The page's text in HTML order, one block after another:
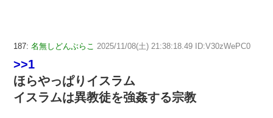
187: 名無しどんぶらこ 2025/11/08(土) 21:38:18.49 ID:V30zWePC0
>>1
ほらやっぱりイスラム
イスラムは異教徒を強姦する宗教